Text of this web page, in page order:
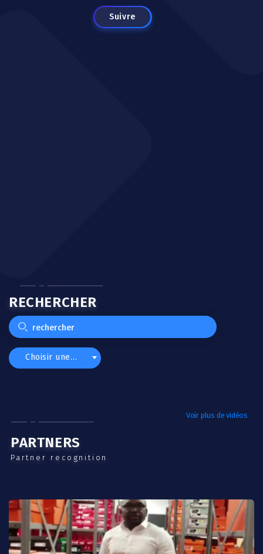
Suivre
RECHERCHER
Choisir une catégorie
PARTNERS
Partner recognition
Voir plus de vidéos